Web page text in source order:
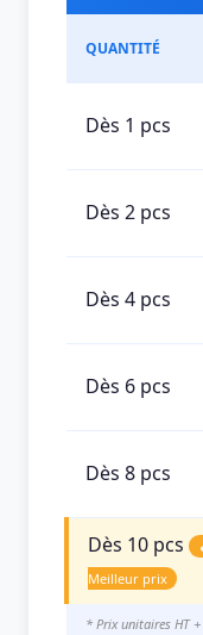
QUANTITÉ
Dès 1 pcs
Dès 2 pcs
Dès 4 pcs
Dès 6 pcs
Dès 8 pcs
Dès 10 pcs
Meilleur prix
* Prix unitaires HT